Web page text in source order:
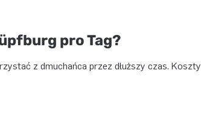
pro Tag?
z dmuchańca przez dłuższy czas. Koszty